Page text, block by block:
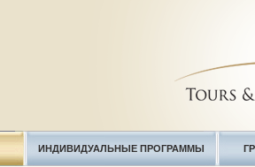
ИНДИВИДУАЛЬНЫЕ ПРОГРАММЫ